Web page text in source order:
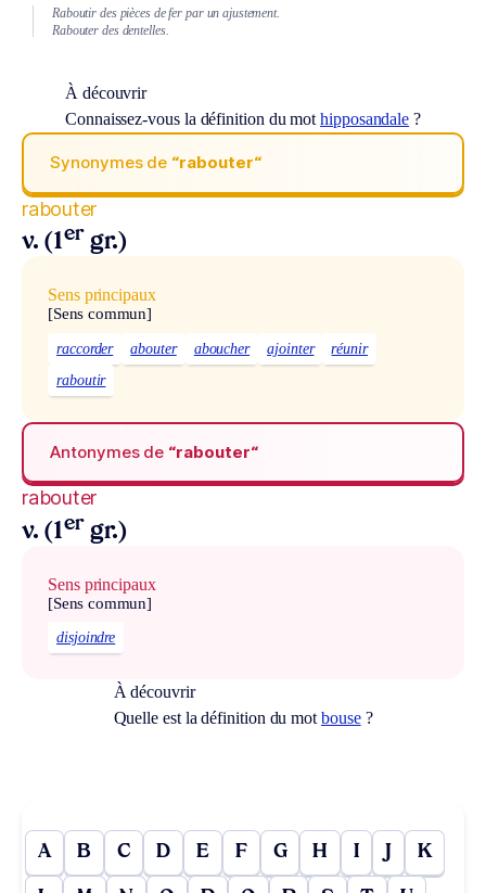
Raboutir des pièces de fer par un ajustement.
Rabouter des dentelles.
À découvrir
Connaissez-vous la définition du mothipposandale ?
Synonymes de “rabouter“
rabouter
v. (1er gr.)
Sens principaux
[Sens commun]
raccorder abouter aboucher ajointer
réunir
raboutir
Antonymes de “rabouter“
rabouter
v. (1er gr.)
Sens principaux
[Sens commun]
disjoindre
À découvrir
Quelle est la définition du motbouse?
A B C D E F G H I J K